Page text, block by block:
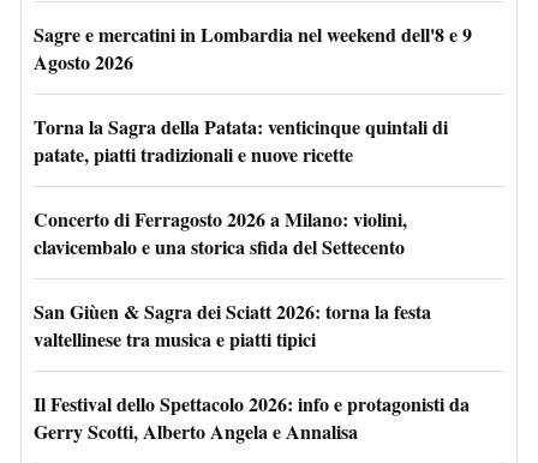
Sagre e mercatini in Lombardia nel weekend dell'8 e 9
Agosto 2026
Torna la Sagra della Patata: venticinque quintali di
patate, piatti tradizionali e nuove ricette
Concerto di Ferragosto 2026 a Milano: violini,
clavicembalo e una storica sfida del Settecento
San Giùen & Sagra dei Sciatt 2026: torna la festa
valtellinese tra musica e piatti tipici
Il Festival dello Spettacolo 2026: info e protagonisti da
Gerry Scotti, Alberto Angela e Annalisa